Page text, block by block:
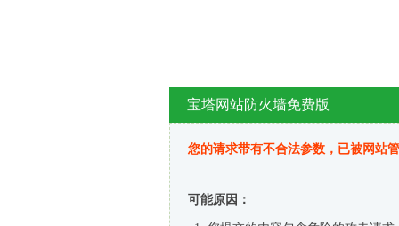
宝塔网站防火墙免费版
您的请求带有不合法参数，已被网站
可能原因：